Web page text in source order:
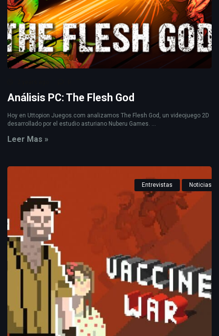
Análisis PC: The Flesh God
Hoy en Uttopion Juegos.com analizamos The Flesh God, un videojuego 2D
desarrollado por el estudio asturiano Nuberu Games. ...
Leer Mas »
Entrevistas Noticias